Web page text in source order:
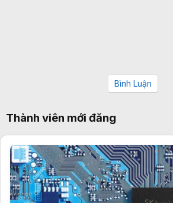
Bình Luận
Thành viên mới đăng